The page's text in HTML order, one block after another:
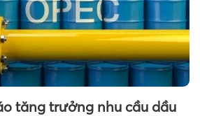
tăng trưởng nhu cầu dầu